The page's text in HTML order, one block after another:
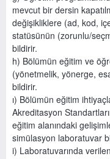
mevcut bir dersin
değişikliklere (ad, kod,
statüsünün (zorunlu/
bildirir.
h) Bölümün eğitim ve
(yönetmelik, yönerge,
bildirir.
ı) Bölümün eğitim
Akreditasyon
eğitim alanındaki
simülasyon laboratuvar
i) Laboratuvarında